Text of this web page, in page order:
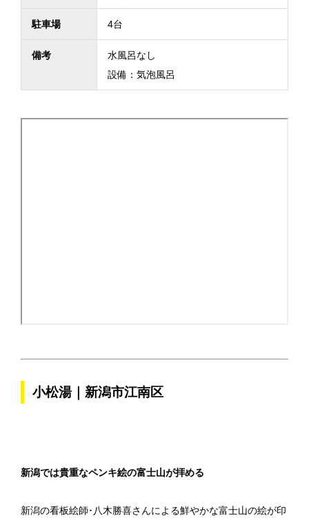
駐車場 4台
備考
水風呂なし
設備：気泡風呂
小松湯｜新潟市江南区
新潟では貴重なペンキ絵の富士山が拝める
新潟の看板絵師･八木勝喜さんによる鮮やかな富士山の絵が印